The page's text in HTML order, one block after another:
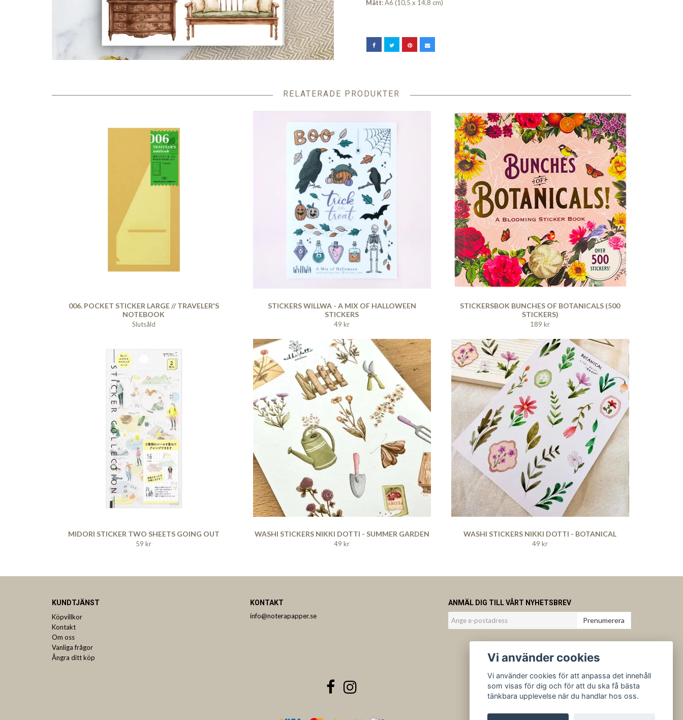
Mått:A6 (10,5 x 14,8 cm)
RELATERADE PRODUKTER
006. POCKET STICKER LARGE // TRAVELER'S
NOTEBOOK
Slutsåld
STICKERS WILLWA - A MIX OF HALLOWEEN
STICKERS
49 kr
STICKERSBOK BUNCHES OF BOTANICALS (500
STICKERS)
189 kr
MIDORI STICKER TWO SHEETS GOING OUT
59 kr
WASHI STICKERS NIKKI DOTTI - SUMMER GARDEN
49 kr
WASHI STICKERS NIKKI DOTTI - BOTANICAL
49 kr
KUNDTJÄNST
Köpvillkor
Kontakt
Om oss
Vanliga frågor
Ångra ditt köp
KONTAKT
info@noterapapper.se
ANMÄL DIG TILL VÅRT NYHETSBREV
Prenumerera
Vi använder cookies
Vi använder cookies för att anpassa det innehåll
som visas för dig och för att du ska få bästa
tänkbara upplevelse när du handlar hos oss.